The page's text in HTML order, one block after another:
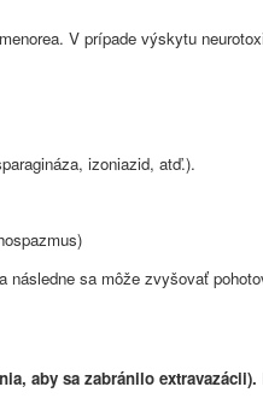
V prípade výskytu
izoniazid, atď.).
sa môže zvyšovať
aby sa zabránilo